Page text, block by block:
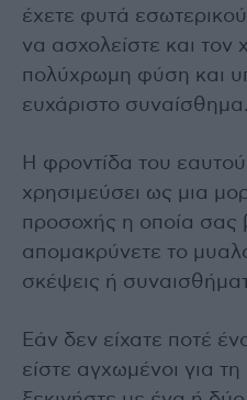
έχετε φυτά
να ασχολείστε και τον
πολύχρωμη φύση και
ευχάριστο συναίσθημα.
Η φροντίδα του
χρησιμεύσει ως μια
προσοχής η οποία σας
απομακρύνετε το
σκέψεις ή
Εάν δεν είχατε ποτέ
είστε αγχωμένοι για